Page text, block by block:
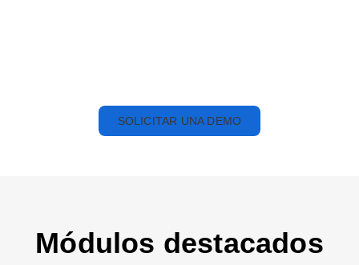
SOLICITAR UNA DEMO
Módulos destacados